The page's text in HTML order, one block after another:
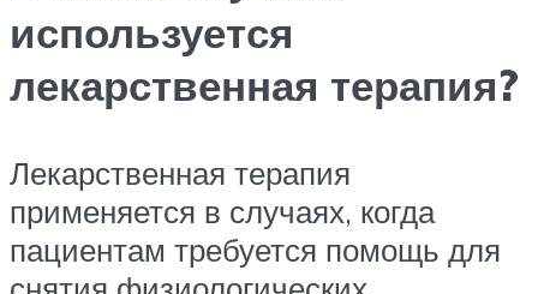
используется
лекарственная терапия?
Лекарственная терапия
применяется в случаях, когда
пациентам требуется помощь для